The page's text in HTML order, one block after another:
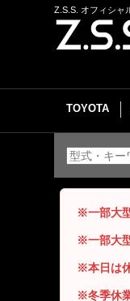
Z.S.S. オフィシャ
TOYOTA
※一部大
※一部大
※本日は
※冬季休